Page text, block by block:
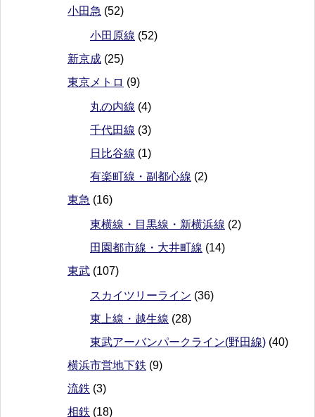
小田急 (52)
小田原線 (52)
新京成 (25)
東京メトロ (9)
丸の内線 (4)
千代田線 (3)
日比谷線 (1)
有楽町線・副都心線 (2)
東急 (16)
東横線・目黒線・新横浜線 (2)
田園都市線・大井町線 (14)
東武 (107)
スカイツリーライン (36)
東上線・越生線 (28)
東武アーバンパークライン(野田線) (40)
横浜市営地下鉄 (9)
流鉄 (3)
相鉄 (18)